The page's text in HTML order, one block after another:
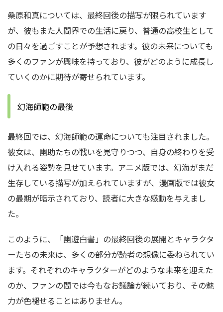
桑原和真については、最終回後の描写が限られています
が、彼もまた人間界での生活に戻り、普通の高校生として
の日々を過ごすことが予想されます。彼の未来についても
多くのファンが興味を持っており、彼がどのように成長し
ていくのかに期待が寄せられています。
幻海師範の最後
最終回では、幻海師範の運命についても注目されました。
彼女は、幽助たちの戦いを見守りつつ、自身の終わりを受
け入れる姿勢を見せています。アニメ版では、幻海がまだ
生存している描写が加えられていますが、漫画版では彼女
の最期が暗示されており、読者に大きな感動を与えまし
た。
このように、「幽遊白書」の最終回後の展開とキャラクタ
ーたちの未来は、多くの部分が読者の想像に委ねられてい
ます。それぞれのキャラクターがどのような未来を迎えた
のか、ファンの間では今もなお議論が続いており、その魅
力が色褪せることはありません。